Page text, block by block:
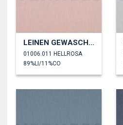
LEINEN GEWASCHEN 170 GM2
01006.011 HELLROSA
89%LI/11%CO